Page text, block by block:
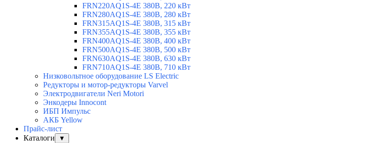
FRN220AQ1S-4E 380В, 220 кВт
FRN280AQ1S-4E 380В, 280 кВт
FRN315AQ1S-4E 380В, 315 кВт
FRN355AQ1S-4E 380В, 355 кВт
FRN400AQ1S-4E 380В, 400 кВт
FRN500AQ1S-4E 380В, 500 кВт
FRN630AQ1S-4E 380В, 630 кВт
FRN710AQ1S-4E 380В, 710 кВт
Низковольтное оборудование LS Electric
Редукторы и мотор-редукторы Varvel
Электродвигатели Neri Motori
Энкодеры Innocont
ИБП Импульс
АКБ Yellow
Прайс-лист
Каталоги
▼